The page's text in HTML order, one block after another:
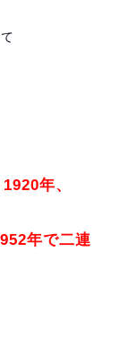
1920年、
年で二連